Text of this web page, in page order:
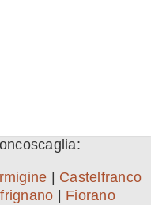
Castelfranco
Fiorano